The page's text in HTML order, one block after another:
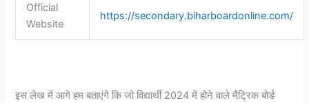
Official
Website
https://secondary.biharboardonline.com/
इस लेख में आगे हम बताएंगे कि जो विद्यार्थी 2024 में होने वाले मैट्रिक बोर्ड